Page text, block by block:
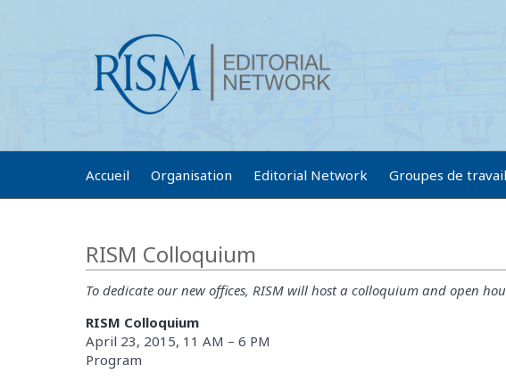
Accueil Organisation Editorial Network Groupes de travail
RISM Colloquium
To dedicate our new offices, RISM will host a colloquium and open
RISM Colloquium
April 23, 2015, 11 AM – 6 PM
Program